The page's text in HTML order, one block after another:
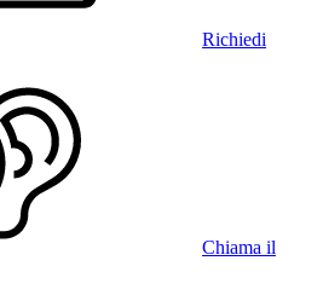
Richiedi
Chiama il